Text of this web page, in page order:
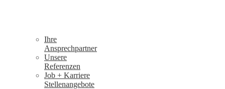
Ihre
Ansprechpartner
Unsere
Referenzen
Job + Karriere
Stellenangebote